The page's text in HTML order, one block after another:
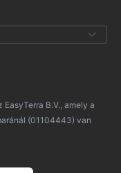
B.V., amely a
(01104443) van